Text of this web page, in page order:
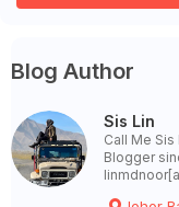
Blog Author
Sis Lin
Call Me
Blogger